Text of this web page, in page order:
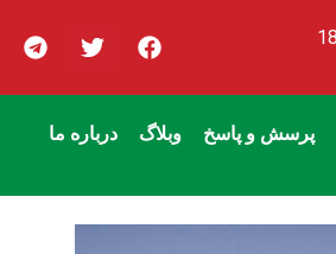
پرسش و پاسخ وبلاگ درباره ما